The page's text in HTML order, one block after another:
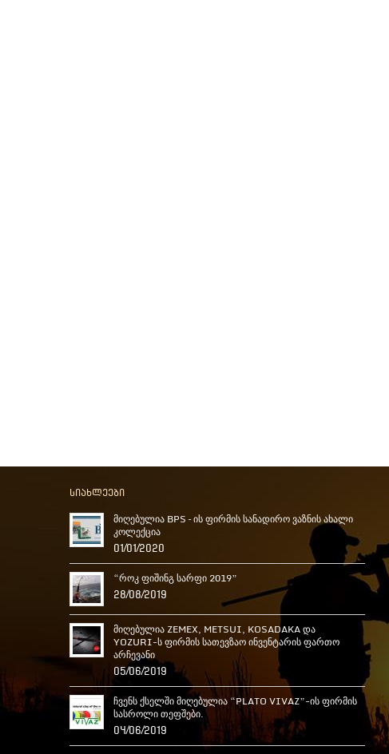
სიახლეები
მიღებულია BPS – ის ფირმის სანადირო ვაზნის ახალი
კოლექცია
01/01/2020
“როკ ფიშინგ სარფი 2019”
28/08/2019
მიღებულია ZEMEX, METSUI, KOSADAKA და
YOZURI-ს ფირმის სათევზაო ინვენტარის ფართო
არჩევანი
05/06/2019
ჩვენს ქსელში მიღებულია “PLATO VIVAZ”-ის ფირმის
სასროლი თეფშები.
04/06/2019